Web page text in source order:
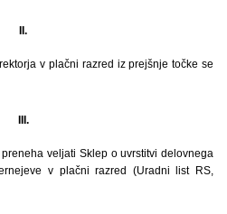
II.
v plačni razred iz prejšnje točke se
III.
veljati Sklep o uvrstitvi delovnega
v plačni razred (Uradni list RS,